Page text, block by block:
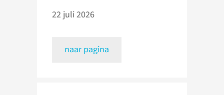
22 juli 2026
naar pagina